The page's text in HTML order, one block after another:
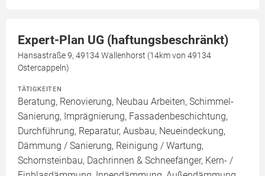
Expert-Plan UG (haftungsbeschränkt)
Hansastraße 9, 49134 Wallenhorst (14km von 49134
Ostercappeln)
TÄTIGKEITEN
Beratung, Renovierung, Neubau Arbeiten, Schimmel-
Sanierung, Imprägnierung, Fassadenbeschichtung,
Durchführung, Reparatur, Ausbau, Neueindeckung,
Dämmung / Sanierung, Reinigung / Wartung,
Schornsteinbau, Dachrinnen & Schneefänger, Kern- /